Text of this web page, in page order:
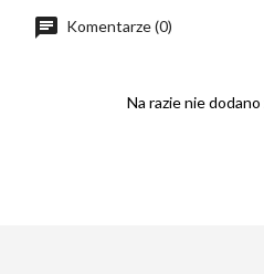
Komentarze (0)
Na razie nie